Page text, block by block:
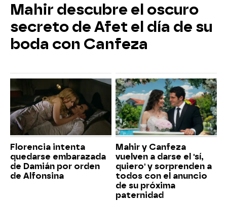
Mahir descubre el oscuro
secreto de Afet el día de su
boda con Canfeza
Florencia intenta
quedarse embarazada
de Damián por orden
de Alfonsina
Mahir y Canfeza
vuelven a darse el 'sí,
quiero' y sorprenden a
todos con el anuncio
de su próxima
paternidad